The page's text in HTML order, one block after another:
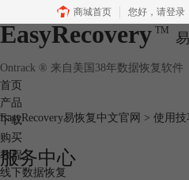
商城首页 您好， 请登录
EasyRecovery TM
Ontrack ® 来自美国38年数据恢复软件
首页
产品
下载
购买
教程
线下数据恢复
EasyRecovery易恢复中文官网 > 使用技
服务中心